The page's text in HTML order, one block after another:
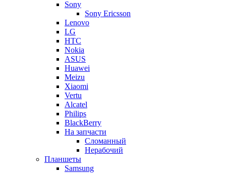
Sony
Sony Ericsson
Lenovo
LG
HTC
Nokia
ASUS
Huawei
Meizu
Xiaomi
Vertu
Alcatel
Philips
BlackBerry
На запчасти
Сломанный
Нерабочий
Планшеты
Samsung